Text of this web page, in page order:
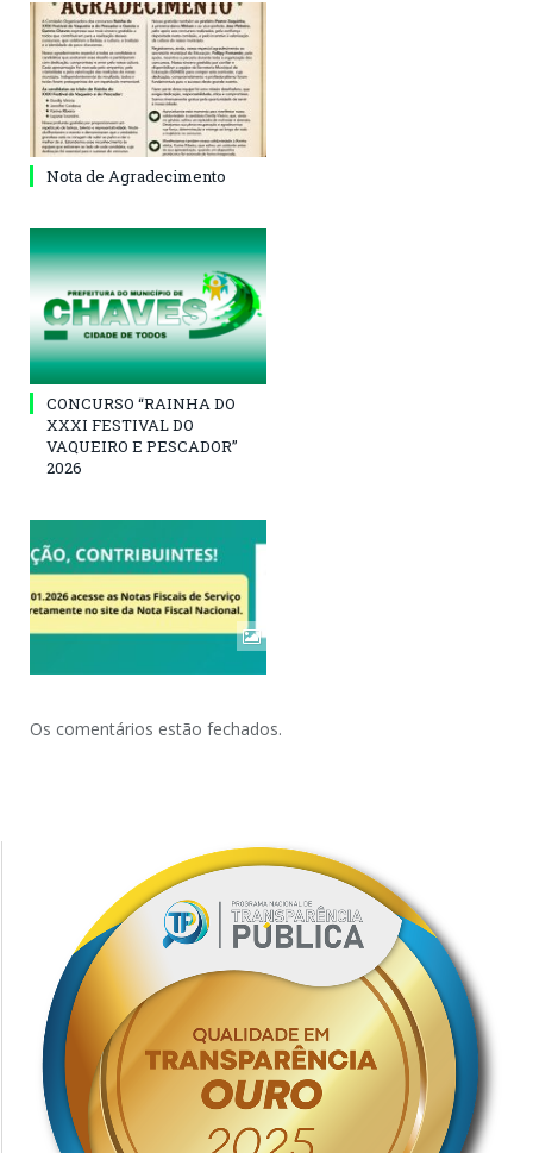
Nota de Agradecimento
CONCURSO “RAINHA DO
XXXI FESTIVAL DO
VAQUEIRO E PESCADOR”
2026
Os comentários estão fechados.